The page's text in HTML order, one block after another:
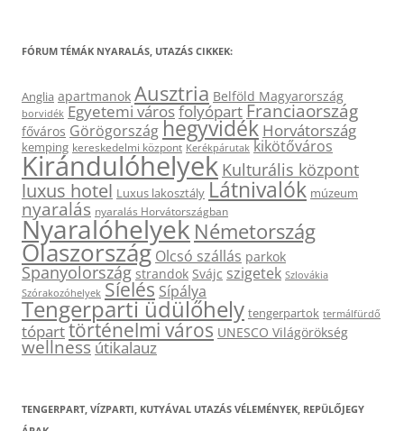
FÓRUM TÉMÁK NYARALÁS, UTAZÁS CIKKEK:
Anglia apartmanok Ausztria Belföld Magyarország
borvidék Egyetemi városfolyópartFranciaország
főváros Görögországhegyvidék Horvátország
kemping kereskedelmi központ Kerékpárutak kikötőváros
Kirándulóhelyek Kulturális központ
luxus hotel Luxus lakosztály Látnivalók múzeum
nyaralás nyaralás Horvátországban
Nyaralóhelyek Németország
Olaszország Olcsó szállás parkok
Spanyolország strandok Svájc szigetek Szlovákia
Szórakozóhelyek Síelés Sípálya
Tengerparti üdülőhely tengerpartok termálfürdő
tóparttörténelmi város UNESCO Világörökség
wellnessútikalauz
TENGERPART, VÍZPARTI, KUTYÁVAL UTAZÁS VÉLEMÉNYEK, REPÜLŐJEGY